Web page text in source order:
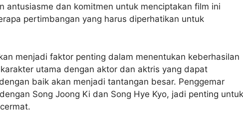
antusiasme dan komitmen untuk menciptakan film ini
pertimbangan yang harus diperhatikan untuk
menjadi faktor penting dalam menentukan keberhasilan
utama dengan aktor dan aktris yang dapat
baik akan menjadi tantangan besar. Penggemar
Song Joong Ki dan Song Hye Kyo, jadi penting untuk